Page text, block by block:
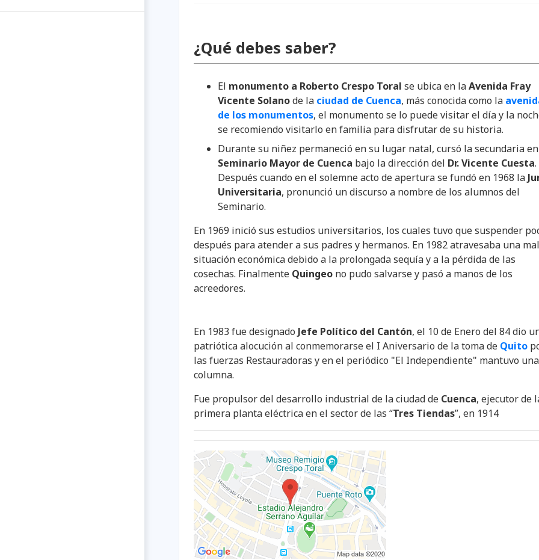
¿Qué debes saber?
El monumento a Roberto Crespo Toral se ubica en laAvenida Fray
Vicente Solanode la ciudad de Cuenca, más conocida como la
de los monumentos, el monumento se lo puede visitar el día y la
se recomiendo visitarlo en familia para disfrutar de su historia.
Durante su niñez permaneció en su lugar natal, cursó la secundaria
Seminario Mayor de Cuenca bajo la dirección del Dr. Vicente Cuesta.
Después cuando en el solemne acto de apertura se fundó en 1968 la
Universitaria, pronunció un discurso a nombre de los alumnos del
Seminario.
En 1969 inició sus estudios universitarios, los cuales tuvo que suspender
después para atender a sus padres y hermanos. En 1982 atravesaba una
situación económica debido a la prolongada sequía y a la pérdida de las
cosechas. Finalmente Quingeo no pudo salvarse y pasó a manos de los
acreedores.
En 1983 fue designado Jefe Político del Cantón, el 10 de Enero del 84 dio
patriótica alocución al conmemorarse el I Aniversario de la toma de Quito
las fuerzas Restauradoras y en el periódico "El Independiente" mantuvo una
columna.
Fue propulsor del desarrollo industrial de la ciudad de Cuenca, ejecutor de
primera planta eléctrica en el sector de las “Tres Tiendas”, en 1914